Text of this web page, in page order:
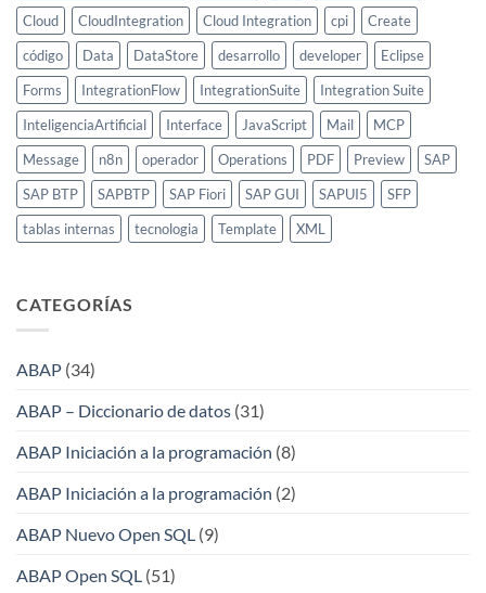
Cloud
CloudIntegration Cloud Integration cpi
Create
código
Data DataStore desarrollo developer
Eclipse
Forms
IntegrationFlow IntegrationSuite
Integration Suite
InteligenciaArtificial
Interface JavaScript Mail
MCP
Message
n8n operador Operations PDF Preview
SAP
SAP BTP
SAPBTP SAP Fiori SAP GUI SAPUI5
SFP
tablas internas
tecnologia Template XML
CATEGORÍAS
ABAP (34)
ABAP – Diccionario de datos (31)
ABAP Iniciación a la programación (8)
ABAP Iniciación a la programación (2)
ABAP Nuevo Open SQL (9)
ABAP Open SQL (51)